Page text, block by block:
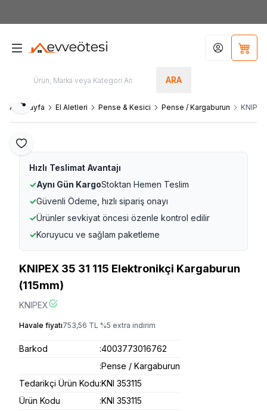
ARA
Hesabım
Ana Sayfa El Aletleri Pense & Kesici Pense / Kargaburun
Favoriye Ekle
Paylaş
Hızlı Teslimat Avantajı
✓Aynı Gün KargoStoktan Hemen Teslim
✓Güvenli Ödeme, hızlı sipariş onayı
✓Ürünler sevkiyat öncesi özenle kontrol edilir
✓Koruyucu ve sağlam paketleme
KNIPEX 35 31 115 Elektronikçi Kargaburun
(115mm)
KNIPEX
Havale fiyatı753,56 TL %5 extra indirim
Barkod :4003773016762
:Pense / Kargaburun
Tedarikçi Ürün Kodu:KNI 353115
Ürün Kodu
:KNI 353115